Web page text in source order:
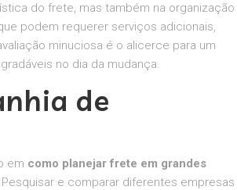
do frete, mas também na organização
podem requerer serviços adicionais,
minuciosa é o alicerce para um
no dia da mudança.
de
em como planejar frete em grandes
e comparar diferentes empresas